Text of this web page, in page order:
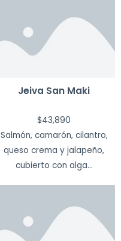
Jeiva San Maki
$43,890
Salmón, camarón, cilantro,
queso crema y jalapeño,
cubierto con alga...